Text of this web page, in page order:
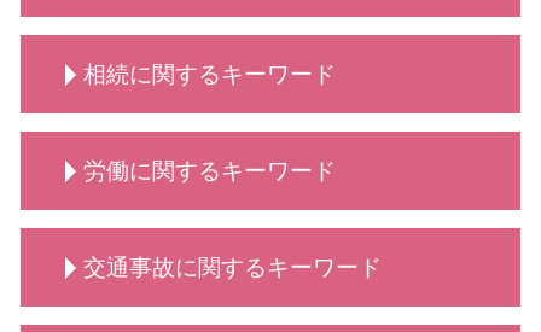
給食費 滞納
秘密保持契約書 従業員
依頼 契約書サポート
業務委託契約書 作り方
法人破産 登記
法人破産とは
必要書類 法人破産
法人 破産 費用
法人破産 できない
離婚 相談 タイミング
男女問題 弁護士 相談
離婚 弁護士 相談
慰謝料請求 離婚
養育費 相場
弁護士 離婚・男女問題
養育費 平均
債務整理とは 個人
債務整理 依頼
債務整理 どこに相談
債務整理 デメリット
債務整理 できない
債務整理 おすすめ
相続に関するキーワード
相続 弁護士
相続 分配
相続 争い
相続 代行
労働に関するキーワード
労働 仲裁
労働 賃金
交通事故に関するキーワード